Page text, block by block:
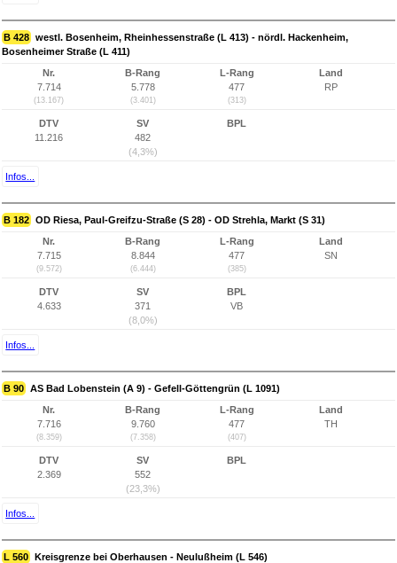
B 428 westl. Bosenheim, Rheinhessenstraße (L 413) - nördl. Hackenheim,
Bosenheimer Straße (L 411)
Nr.
7.714
(13.167)
B-Rang
5.778
(3.401)
L-Rang
477
(313)
Land
RP
DTV
11.216
SV
482
(4,3%)
BPL
Infos...
B 182 OD Riesa, Paul-Greifzu-Straße (S 28) - OD Strehla, Markt (S 31)
Nr.
7.715
(9.572)
B-Rang
8.844
(6.444)
L-Rang
477
(385)
Land
SN
DTV
4.633
SV
371
(8,0%)
BPL
VB
Infos...
B 90 AS Bad Lobenstein (A 9) - Gefell-Göttengrün (L 1091)
Nr.
7.716
(8.359)
B-Rang
9.760
(7.358)
L-Rang
477
(407)
Land
TH
DTV
2.369
SV
552
(23,3%)
BPL
Infos...
L 560 Kreisgrenze bei Oberhausen - Neulußheim (L 546)